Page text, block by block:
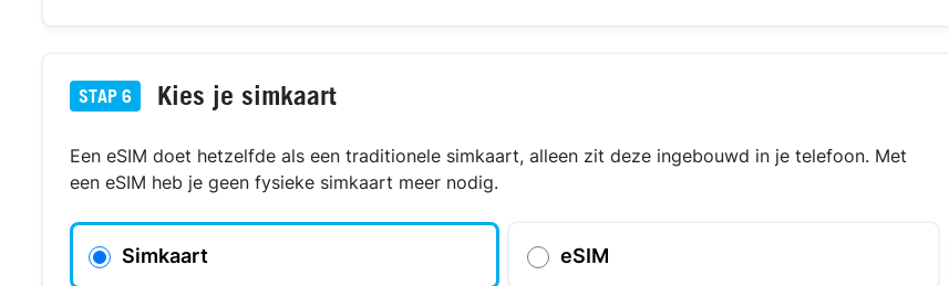
STAP 6 Kies je simkaart
Een eSIM doet hetzelfde als een traditionele simkaart, alleen zit deze ingebouwd in je telefoon. Met
een eSIM heb je geen fysieke simkaart meer nodig.
Simkaart eSIM